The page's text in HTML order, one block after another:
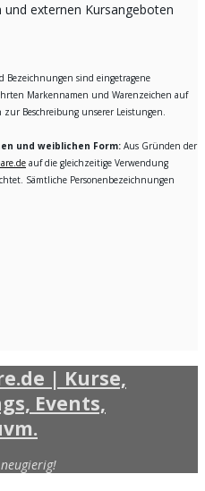
externen Kursangeboten
sind eingetragene
Markennamen und Warenzeichen auf
Beschreibung unserer Leistungen.
und weiblichen Form: Aus Gründen der
auf die gleichzeitige Verwendung
Sämtliche Personenbezeichnungen